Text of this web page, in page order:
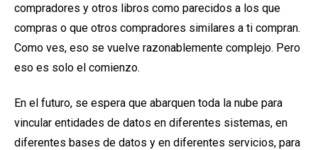
compradores y otros libros como parecidos a los que
compras o que otros compradores similares a ti compran.
Como ves, eso se vuelve razonablemente complejo. Pero
eso es solo el comienzo.
En el futuro, se espera que abarquen toda la nube para
vincular entidades de datos en diferentes sistemas, en
diferentes bases de datos y en diferentes servicios, para